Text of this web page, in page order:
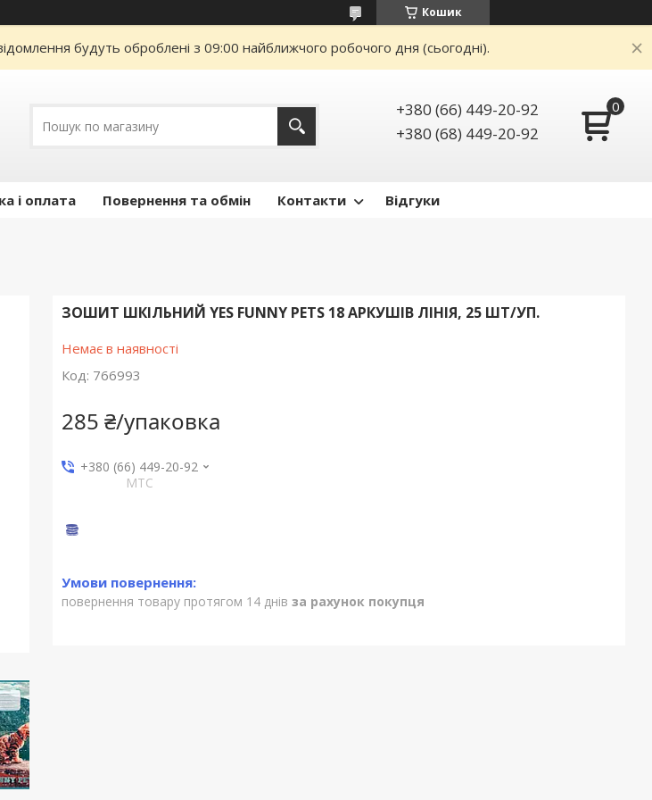
Кошик
будуть оброблені з 09:00 найближчого робочого дня (сьогодні).
+380 (66) 449-20-92
+380 (68) 449-20-92
і оплата Повернення та обмін Контакти Відгуки
ЗОШИТ ШКІЛЬНИЙ YES FUNNY PETS 18 АРКУШІВ ЛІНІЯ, 25 ШТ/УП.
Немає в наявності
Код: 766993
285 ₴/упаковка
+380 (66) 449-20-92
МТС
повернення товару протягом 14 днів за рахунок покупця